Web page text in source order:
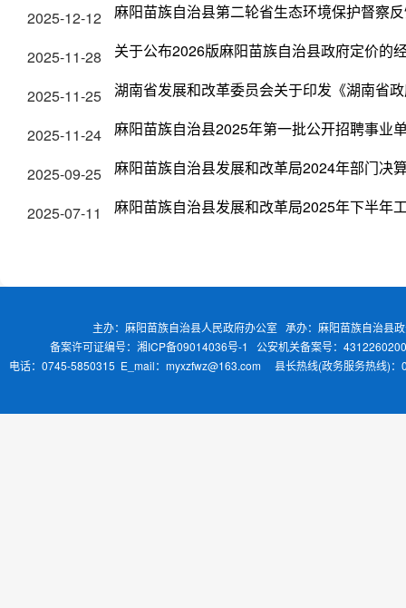
2025-12-12 麻阳苗族自治县第二轮省生态环境保护督察
2025-11-28 关于公布2026版麻阳苗族自治县政府定价的
2025-11-25 湖南省发展和改革委员会关于印发《湖南省
2025-11-24 麻阳苗族自治县2025年第一批公开招聘事业
2025-09-25 麻阳苗族自治县发展和改革局2024年部门决
2025-07-11 麻阳苗族自治县发展和改革局2025年下半年
主办：麻阳苗族自治县人民政府办公室 承办：麻阳苗族自治县
备案许可证编号：湘ICP备09014036号-1
公安机关备案号：
电话：0745-5850315 E_mail：myxzfwz@163.com 县长热线(政务服务热线)